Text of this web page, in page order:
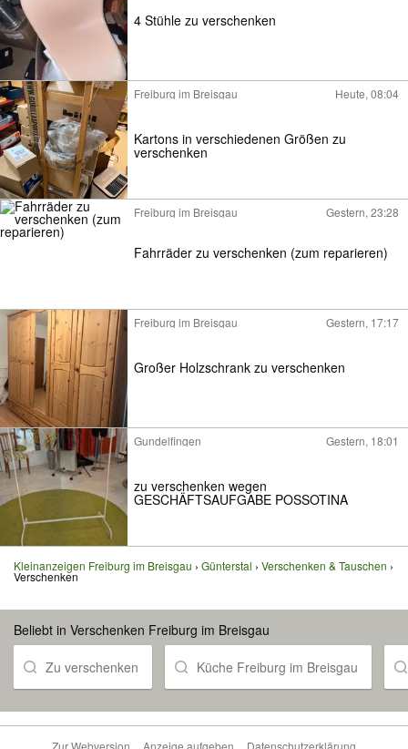
4 Stühle zu verschenken
Freiburg im Breisgau Heute, 08:04
Kartons in verschiedenen Größen zu
verschenken
Freiburg im Breisgau Gestern, 23:28
Fahrräder zu verschenken (zum reparieren)
Freiburg im Breisgau Gestern, 17:17
Großer Holzschrank zu verschenken
Gundelfingen Gestern, 18:01
zu verschenken wegen
GESCHÄFTSAUFGABE POSSOTINA
Kleinanzeigen Freiburg im Breisgau Günterstal Verschenken & Tauschen
Verschenken
Beliebt in Verschenken Freiburg im Breisgau
Zu verschenken Küche Freiburg im Breisgau
Zur Webversion Anzeige aufgeben Datenschutzerklärung